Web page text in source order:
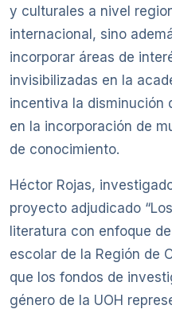
y culturales a nivel
internacional, sino
incorporar áreas de
invisibilizadas en la
incentiva la disminución
en la incorporación de
de conocimiento.
Héctor Rojas,
proyecto adjudicado
literatura con enfoque
escolar de la Región de
que los fondos de
género de la UOH